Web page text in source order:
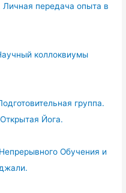
Личная передача опыта в
коллоквиумы
группа.
Йога.
Обучения и